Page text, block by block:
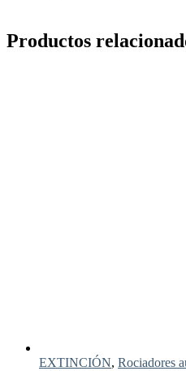
Productos
EXTINCIÓN, Rociadores